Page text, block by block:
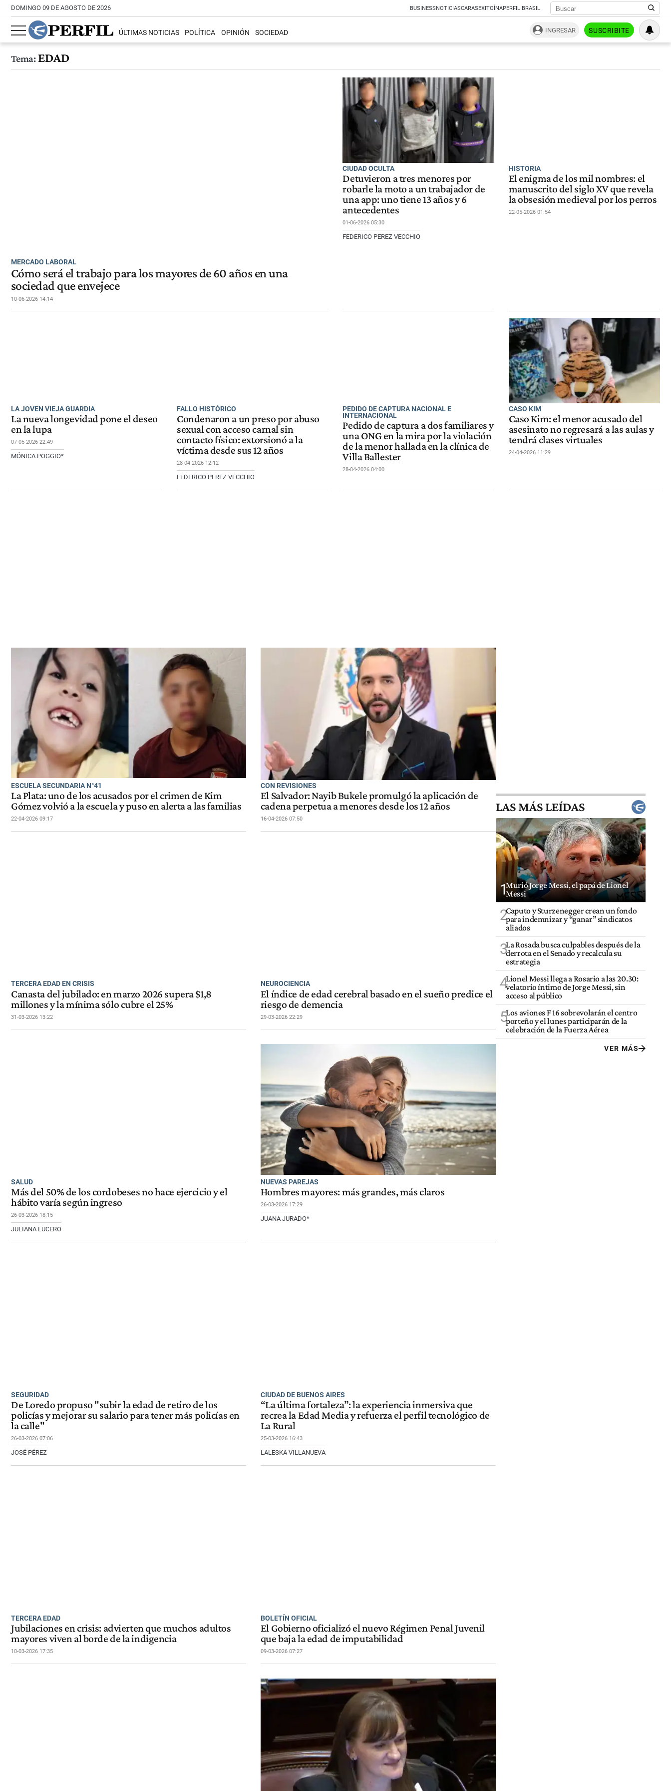
DOMINGO 09 DE AGOSTO DE 2026 BUSINESSNOTICIASCARASEXITOÍNAPERFIL BRASIL
ÚLTIMAS NOTICIAS POLÍTICA OPINIÓN SOCIEDAD INGRESAR SUSCRIBITE
Tema:EDAD
MERCADO LABORAL
Cómo será el trabajo para los mayores de 60 años en una
sociedad que envejece
10-06-2026 14:14
CIUDAD OCULTA
Detuvieron a tres menores por
robarle la moto a un trabajador de
una app: uno tiene 13 años y 6
antecedentes
01-06-2026 05:30
FEDERICO PEREZ VECCHIO
HISTORIA
El enigma de los mil nombres: el
manuscrito del siglo XV que revela
la obsesión medieval por los perros
22-05-2026 01:54
LA JOVEN VIEJA GUARDIA
La nueva longevidad pone el deseo
en la lupa
07-05-2026 22:49
MÓNICA POGGIO*
FALLO HISTÓRICO
Condenaron a un preso por abuso
sexual con acceso carnal sin
contacto físico: extorsionó a la
víctima desde sus 12 años
28-04-2026 12:12
FEDERICO PEREZ VECCHIO
PEDIDO DE CAPTURA NACIONAL E
INTERNACIONAL
Pedido de captura a dos familiares y
una ONG en la mira por la violación
de la menor hallada en la clínica de
Villa Ballester
28-04-2026 04:00
CASO KIM
Caso Kim: el menor acusado del
asesinato no regresará a las aulas y
tendrá clases virtuales
24-04-2026 11:29
ESCUELA SECUNDARIA N°41
La Plata: uno de los acusados por el crimen de Kim
Gómez volvió a la escuela y puso en alerta a las familias
22-04-2026 09:17
CON REVISIONES
El Salvador: Nayib Bukele promulgó la aplicación de
cadena perpetua a menores desde los 12 años
16-04-2026 07:50
TERCERA EDAD EN CRISIS
Canasta del jubilado: en marzo 2026 supera $1,8
millones y la mínima sólo cubre el 25%
31-03-2026 13:22
NEUROCIENCIA
El índice de edad cerebral basado en el sueño predice el
riesgo de demencia
29-03-2026 22:29
SALUD
Más del 50% de los cordobeses no hace ejercicio y el
hábito varía según ingreso
26-03-2026 18:15
JULIANA LUCERO
NUEVAS PAREJAS
Hombres mayores: más grandes, más claros
26-03-2026 17:29
JUANA JURADO*
SEGURIDAD
De Loredo propuso "subir la edad de retiro de los
policías y mejorar su salario para tener más policías en
la calle"
26-03-2026 07:06
JOSÉ PÉREZ
CIUDAD DE BUENOS AIRES
“La última fortaleza”: la experiencia inmersiva que
recrea la Edad Media y refuerza el perfil tecnológico de
La Rural
25-03-2026 16:43
LALESKA VILLANUEVA
TERCERA EDAD
Jubilaciones en crisis: advierten que muchos adultos
mayores viven al borde de la indigencia
10-03-2026 17:35
BOLETÍN OFICIAL
El Gobierno oficializó el nuevo Régimen Penal Juvenil
que baja la edad de imputabilidad
09-03-2026 07:27
LAS MÁS LEÍDAS
1Murió Jorge Messi, el papá de Lionel
Messi
2Caputo y Sturzenegger crean un fondo
para indemnizar y “ganar” sindicatos
aliados
3La Rosada busca culpables después de la
derrota en el Senado y recalcula su
estrategia
4Lionel Messi llega a Rosario a las 20.30:
velatorio íntimo de Jorge Messi, sin
acceso al público
5Los aviones F 16 sobrevolarán el centro
porteño y el lunes participarán de la
celebración de la Fuerza Aérea
VER MÁS